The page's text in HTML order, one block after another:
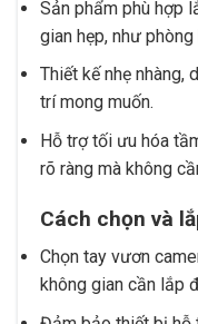
Sản phẩm phù hợp
gian hẹp, như
Thiết kế nhẹ nhàng,
trí mong muốn.
Hỗ trợ tối ưu hóa
rõ ràng mà không
Cách chọn và
Chọn tay vươn
không gian cần lắp